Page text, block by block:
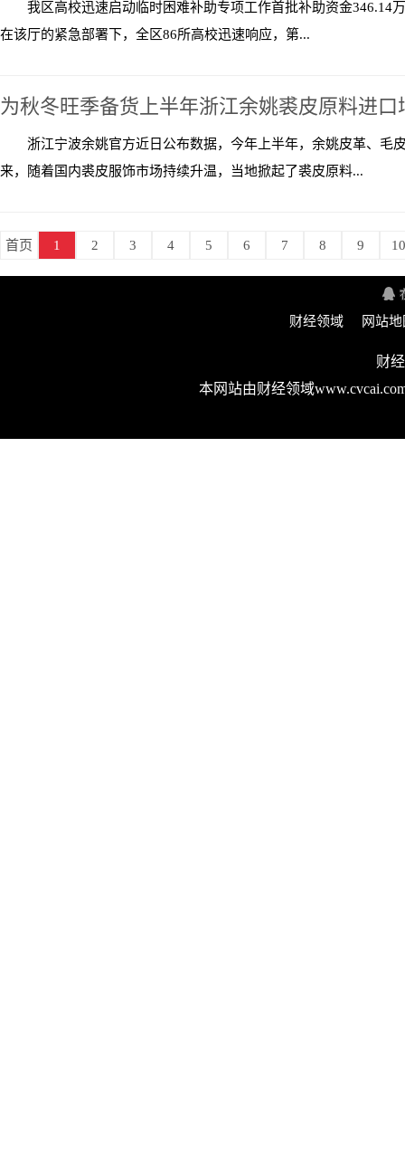
我区高校迅速启动临时困难补助专项工作首批补助资金346.14
在该厅的紧急部署下，全区86所高校迅速响应，第...
为秋冬旺季备货上半年浙江余姚裘皮原料进口
浙江宁波余姚官方近日公布数据，今年上半年，余姚皮革、毛
来，随着国内裘皮服饰市场持续升温，当地掀起了裘皮原料...
首页 1 2 3 4 5 6 7 8 9 10
财经领域 网站
财
本网站由财经领域